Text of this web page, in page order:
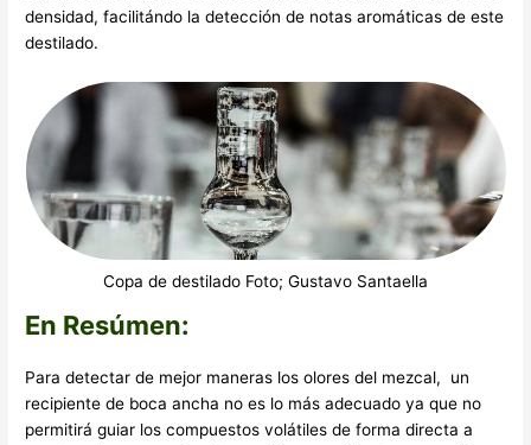
densidad, facilitándo la detección de notas aromáticas de este
destilado.
Copa de destilado Foto; Gustavo Santaella
En Resúmen:
Para detectar de mejor maneras los olores del mezcal, un
recipiente de boca ancha no es lo más adecuado ya que no
permitirá guiar los compuestos volátiles de forma directa a